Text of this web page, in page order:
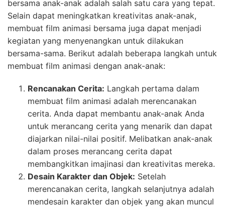
bersama anak-anak adalah salah satu cara yang tepat.
Selain dapat meningkatkan kreativitas anak-anak,
membuat film animasi bersama juga dapat menjadi
kegiatan yang menyenangkan untuk dilakukan
bersama-sama. Berikut adalah beberapa langkah untuk
membuat film animasi dengan anak-anak:
Rencanakan Cerita: Langkah pertama dalam
membuat film animasi adalah merencanakan
cerita. Anda dapat membantu anak-anak Anda
untuk merancang cerita yang menarik dan dapat
diajarkan nilai-nilai positif. Melibatkan anak-anak
dalam proses merancang cerita dapat
membangkitkan imajinasi dan kreativitas mereka.
Desain Karakter dan Objek: Setelah
merencanakan cerita, langkah selanjutnya adalah
mendesain karakter dan objek yang akan muncul